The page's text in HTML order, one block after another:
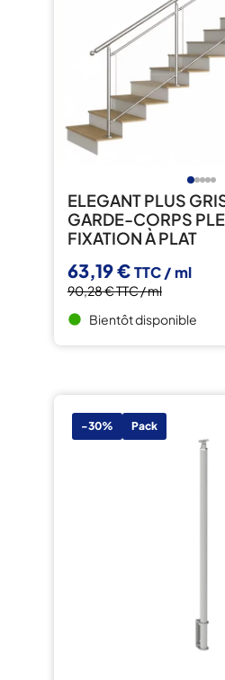
ELEGANT PLUS
GARDE-CORPS
FIXATION À PLAT
63,19 €TTC / ml
90,28 €TTC / ml
brightness_1 Bientôt disponible
-30% Pack